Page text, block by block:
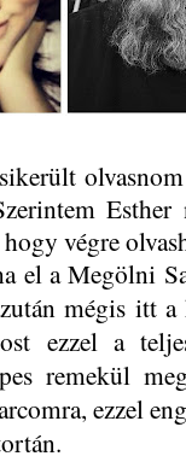
végre
el a Megölni
mégis itt
ezzel a
remekül
ezzel